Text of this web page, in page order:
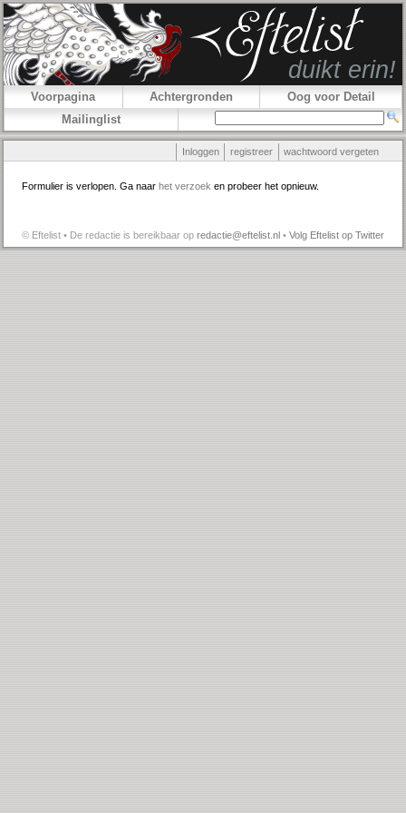
Voorpagina Achtergronden
Oog voor Detail
Mailinglist
Inloggen registreer wachtwoord vergeten
Formulier is verlopen. Ga naar het verzoek en probeer het opnieuw.
© Eftelist • De redactie is bereikbaar op redactie@eftelist.nl • Volg Eftelist op Twitter